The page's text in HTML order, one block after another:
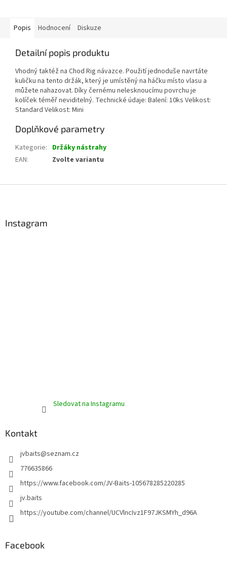
Popis Hodnocení Diskuze
Detailní popis produktu
Vhodný taktéž na Chod Rig návazce. Použití jednoduše navrtáte
kuličku na tento držák, který je umístěný na háčku místo vlasu a
můžete nahazovat. Díky černému nelesknoucímu povrchu je
kolíček téměř neviditelný. Technické údaje: Balení: 10ks Velikost:
Standard Velikost: Mini
Doplňkové parametry
Kategorie: Držáky nástrahy
EAN: Zvolte variantu
Instagram
Sledovat na Instagramu
Kontakt
jvbaits@seznam.cz
776635866
https://www.facebook.com/JV-Baits-105678285220285
jv.baits
https://youtube.com/channel/UCVlncIvz1F97JKSMYh_d96A
Facebook